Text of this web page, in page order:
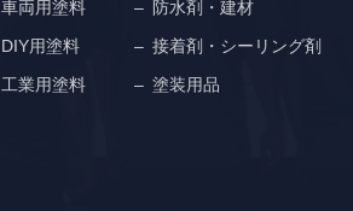
車両用塗料
DIY用塗料
工業用塗料
防水剤・建材
接着剤・シーリング剤
塗装用品